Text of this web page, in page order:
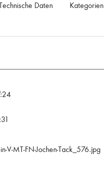
Daten Kategorien
V-MT-FN-Jochen-Tack_576.jpg